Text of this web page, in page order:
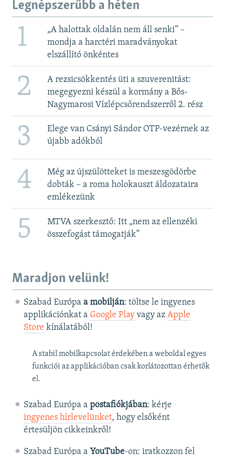
Legnépszerűbb a héten
1
„A halottak oldalán nem áll senki” –
mondja a harctéri maradványokat
elszállító önkéntes
2
A rezsicsökkentés üti a szuverenitást:
megegyezni készül a kormány a Bős-
Nagymarosi Vízlépcsőrendszerről 2. rész
3
Elege van Csányi Sándor OTP-vezérnek az
újabb adókból
4
Még az újszülötteket is meszesgödörbe
dobták – a roma holokauszt áldozataira
emlékezünk
5
MTVA szerkesztő: Itt „nem az ellenzéki
összefogást támogatják”
Maradjon velünk!
Szabad Európa a mobilján: töltse le ingyenes
applikációnkat a Google Playvagy az Apple
Store kínálatából!
A stabil mobilkapcsolat érdekében a weboldal egyes
funkciói az applikációban csak korlátozottan érhetők
el.
Szabad Európa a postafiókjában: kérje
ingyenes hírlevelünket, hogy elsőként
értesüljön cikkeinkről!
Szabad Európa a YouTube-on: iratkozzon fel